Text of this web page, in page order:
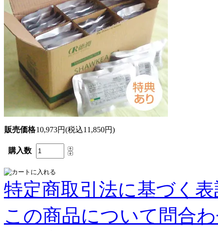
販売価格10,973円(税込11,850円)
購入数
特定商取引法に基づく
この商品について問合